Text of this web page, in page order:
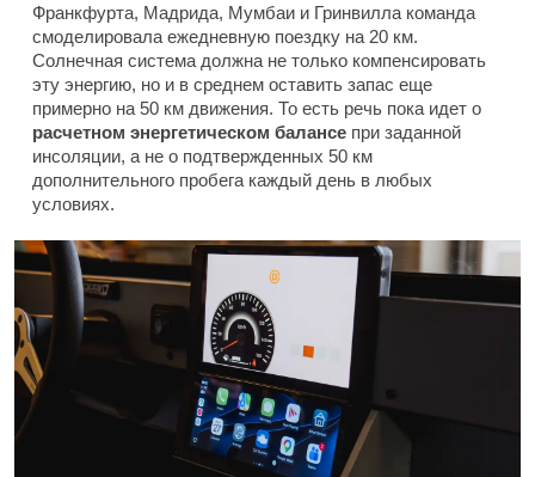
Франкфурта, Мадрида, Мумбаи и Гринвилла команда
смоделировала ежедневную поездку на 20 км.
Солнечная система должна не только компенсировать
эту энергию, но и в среднем оставить запас еще
примерно на 50 км движения. То есть речь пока идет о
расчетном энергетическом балансе при заданной
инсоляции, а не о подтвержденных 50 км
дополнительного пробега каждый день в любых
условиях.